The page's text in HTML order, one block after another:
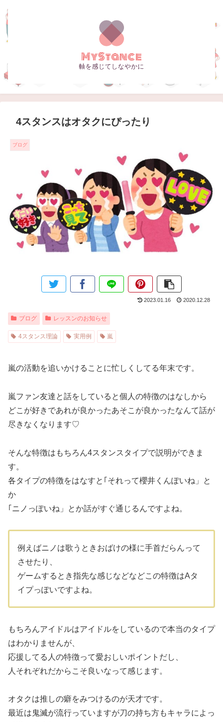
4スタンスはオタクにぴったり
ブログ
2023.01.16 2020.12.28
ブログ レッスンのお知らせ
4スタンス理論 実用例 嵐
嵐の活動を追いかけることに忙しくしてる年末です。
嵐ファン友達と話をしていると個人の特徴のはなしから
どこが好きであれが良かったあそこが良かったなんて話が
尽きなくなります♡
そんな特徴はもちろん4スタンスタイプで説明ができま
す。
各タイプの特徴をはなすと｢それって櫻井くんぽいね」と
か
｢ニノっぽいね」とか話がすぐ通じるんですよね。
例えばニノは歌うときおばけの様に手首だらんって
させたり、
ゲームするとき指先な感じなどなどこの特徴はAタ
イプっぽいですよね。
もちろんアイドルはアイドルをしているので本当のタイプ
はわかりませんが、
応援してる人の特徴って愛おしいポイントだし、
人それぞれだからこそ良いなって感じます。
オタクは推しの癖をみつけるのが天才です。
最近は鬼滅が流行っていますが刀の持ち方もキャラによっ